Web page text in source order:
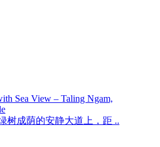
树成荫的安静大道上，距 ..